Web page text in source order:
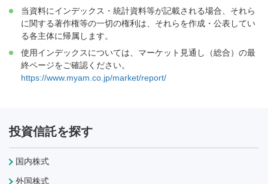
当資料にインデックス・統計資料等が記載される場合、それら
に関する著作権等の一切の権利は、それらを作成・公表してい
る各主体に帰属します。
使用インデックスについては、マーケット見通し（総合）の最
終ページをご確認ください。
https://www.myam.co.jp/market/report/
投資信託を探す
国内株式
外国株式